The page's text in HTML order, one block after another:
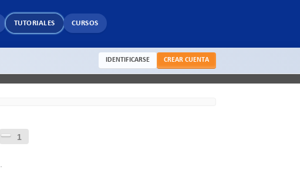
TUTORIALES CURSOS
IDENTIFICARSE CREAR CUENTA
1